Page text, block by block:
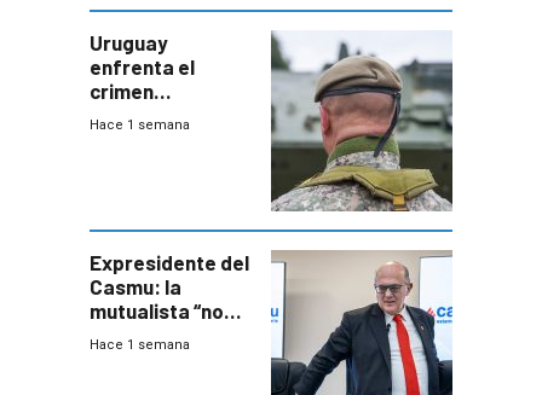
Uruguay
enfrenta el
crimen
organizado con
seguridad
Hace 1 semana
Expresidente del
Casmu: la
mutualista “no
está para pagar”
Hace 1 semana